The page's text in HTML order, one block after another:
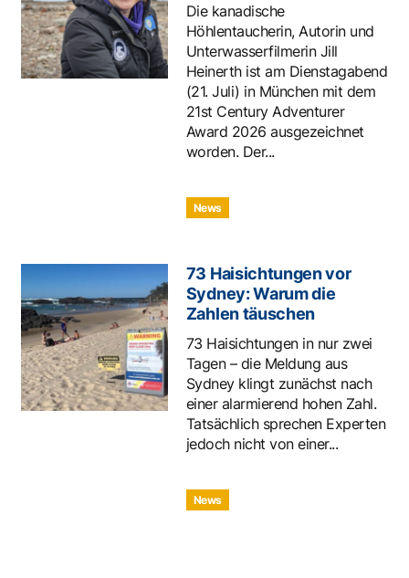
Die kanadische
Höhlentaucherin, Autorin und
Unterwasserfilmerin Jill
Heinerth ist am Dienstagabend
(21. Juli) in München mit dem
21st Century Adventurer
Award 2026 ausgezeichnet
worden. Der...
News
73 Haisichtungen vor
Sydney: Warum die
Zahlen täuschen
73 Haisichtungen in nur zwei
Tagen – die Meldung aus
Sydney klingt zunächst nach
einer alarmierend hohen Zahl.
Tatsächlich sprechen Experten
jedoch nicht von einer...
News